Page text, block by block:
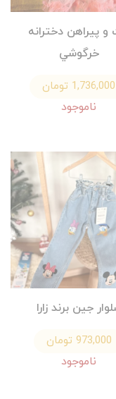
پيراهن دخترانه
خرگوشي
1,736,000 تومان
ناموجود
جين برند زارا
973,000 تومان
ناموجود